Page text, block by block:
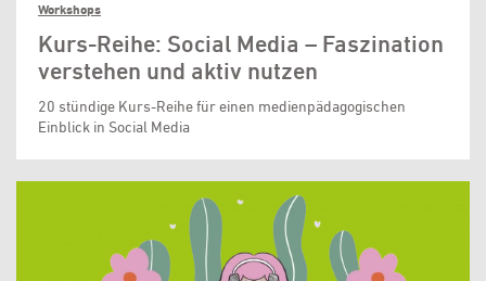
Workshops
Kurs-Reihe: Social Media – Faszination
verstehen und aktiv nutzen
20 stündige Kurs-Reihe für einen medienpädagogischen
Einblick in Social Media